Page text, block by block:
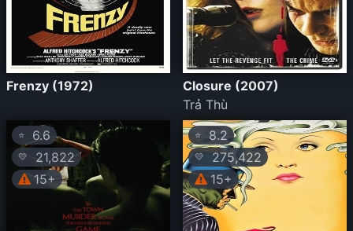
Frenzy (1972)
Closure (2007)
Trả Thù
⭐ 6.6
💛
21,822
15+
⭐ 8.2
💛
275,422
15+